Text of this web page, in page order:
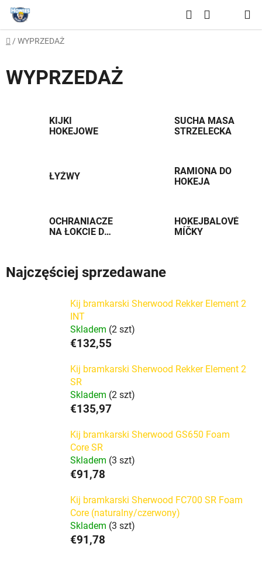
Przejść
treści
Szukaj
Home
/ WYPRZEDAŻ
WYPRZEDAŻ
KIJKI
HOKEJOWE
SUCHA MASA
STRZELECKA
ŁYŻWY
RAMIONA DO
HOKEJA
OCHRANIACZE
NA ŁOKCIE DO
HOKEJBALOVÉ
MÍČKY
Najczęściej sprzedawane
Kij bramkarski Sherwood Rekker Element 2
INT
Skladem (2 szt)
€132,55
Kij bramkarski Sherwood Rekker Element 2
SR
Skladem (2 szt)
€135,97
Kij bramkarski Sherwood GS650 Foam
Core SR
Skladem (3 szt)
€91,78
Kij bramkarski Sherwood FC700 SR Foam
Core (naturalny/czerwony)
Skladem (3 szt)
€91,78